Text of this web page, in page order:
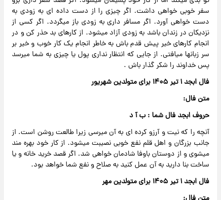
سفر خوبی خواهی داشت. اگر چیزی را از دست داده ای به زودی به
دست خواهی آورد. اگر مسافر داری به زودی باز میگردد. اگر کسی از
نزدیکان در زندان باشد به زودی آزاد میشود. از کارهای بد حذر کن و در
انجام کارهای خیر پیش قدم باش به خاطر انجام یک کار خوب و خیر بر
سر زبانها میافتی. از جایی که انتظار نداری پول یا چیزی به شما میرسد
پس خداوند را شکر گذار باش .
فال ابجد ۱ تیر ۱۴۰۵ برای متولدین شهریور
متن فال:
حروف ابجد فال شما : ب آ د
آنچه را که نیت و آرزو کرده ای به آن میرسی زیرا طالعت روشن است. از
جانب بزرگان و اهل قلم نفع خوبی نصیبت میشود. از کار خود بهره مند
میشوی و از دوستان باوفا شادمان خواهی شد. اگر قصد خرید خانه و یا
ساخت بنا دارید به آن عمل کنید به صلاح و نفع شما خواهد بود.
فال ابجد ۱ تیر ۱۴۰۵ برای متولدین مهر